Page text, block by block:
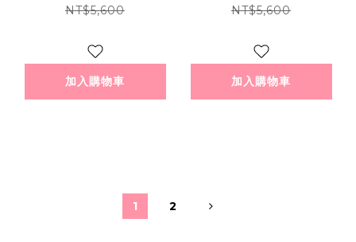
航空版
NT$5,600
加入購物車
NT$5,600
加入購物車
1 2